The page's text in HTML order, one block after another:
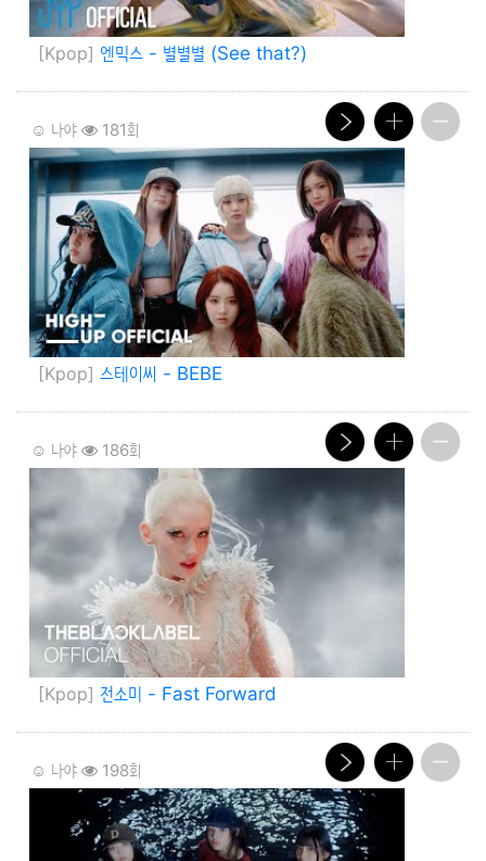
[Kpop] 엔믹스 - 별별별 (See that?)
☺️ 나야 181회
[Kpop] 스테이씨 - BEBE
☺️ 나야 186회
[Kpop] 전소미 - Fast Forward
☺️ 나야 198회